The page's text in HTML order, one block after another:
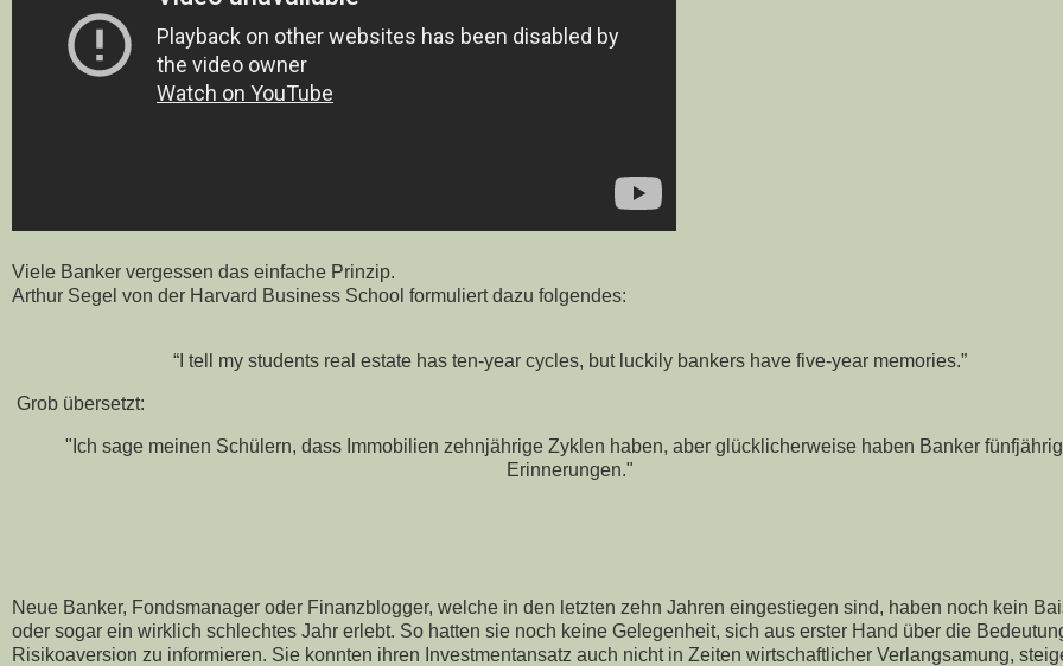
Viele Banker vergessen das einfache Prinzip.
Arthur Segel von der Harvard Business School formuliert dazu folgendes:
“I tell my students real estate has ten-year cycles, but luckily bankers have five-year memories.”
Grob übersetzt:
"Ich sage meinen Schülern, dass Immobilien zehnjährige Zyklen haben, aber glücklicherweise haben Banker
Erinnerungen."
Neue Banker, Fondsmanager oder Finanzblogger, welche in den letzten zehn Jahren eingestiegen sind, haben noch kein
oder sogar ein wirklich schlechtes Jahr erlebt. So hatten sie noch keine Gelegenheit, sich aus erster Hand über die
Risikoaversion zu informieren. Sie konnten ihren Investmentansatz auch nicht in Zeiten wirtschaftlicher Verlangsamung,